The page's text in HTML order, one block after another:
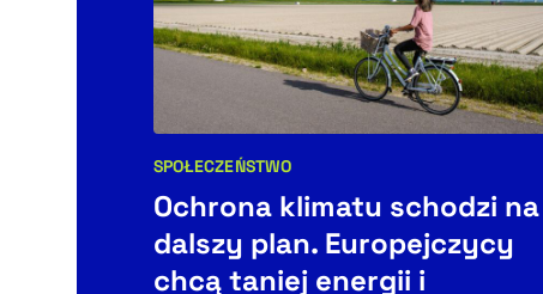
Kategorie artykułu:
SPOŁECZEŃSTWO
Ochrona klimatu schodzi na
dalszy plan. Europejczycy
chcą taniej energii i